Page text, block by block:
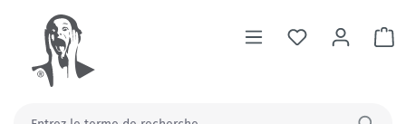
principal